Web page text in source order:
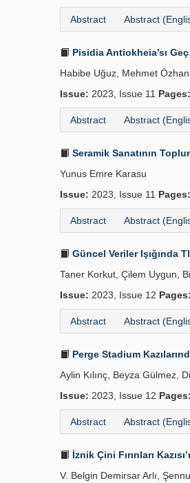
Abstract Abstract
Pisidia Antiokheia’sı
Habibe Uğuz, Mehmet
Issue: 2023, Issue 11 Pages:
Abstract Abstract
Seramik Sanatının
Yunus Emre Karasu
Issue: 2023, Issue 11 Pages:
Abstract Abstract
Güncel Veriler Işığında
Taner Korkut, Çilem Uygun,
Issue: 2023, Issue 12 Pages:
Abstract Abstract
Perge Stadium
Aylin Kılınç, Beyza Gülmez,
Issue: 2023, Issue 12 Pages:
Abstract Abstract
İznik Çini Fırınları
V. Belgin Demirsar Arlı,